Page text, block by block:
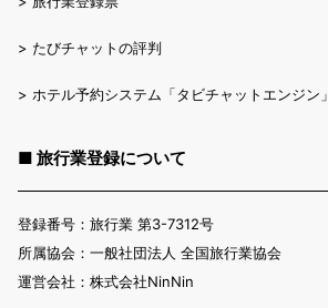
> たびチャットの評判
> ホテル予約システム「タビチャットエンジン」
■ 旅行業登録について
登録番号：旅行業 第3-7312号
所属協会：一般社団法人 全国旅行業協会
運営会社：株式会社NinNin